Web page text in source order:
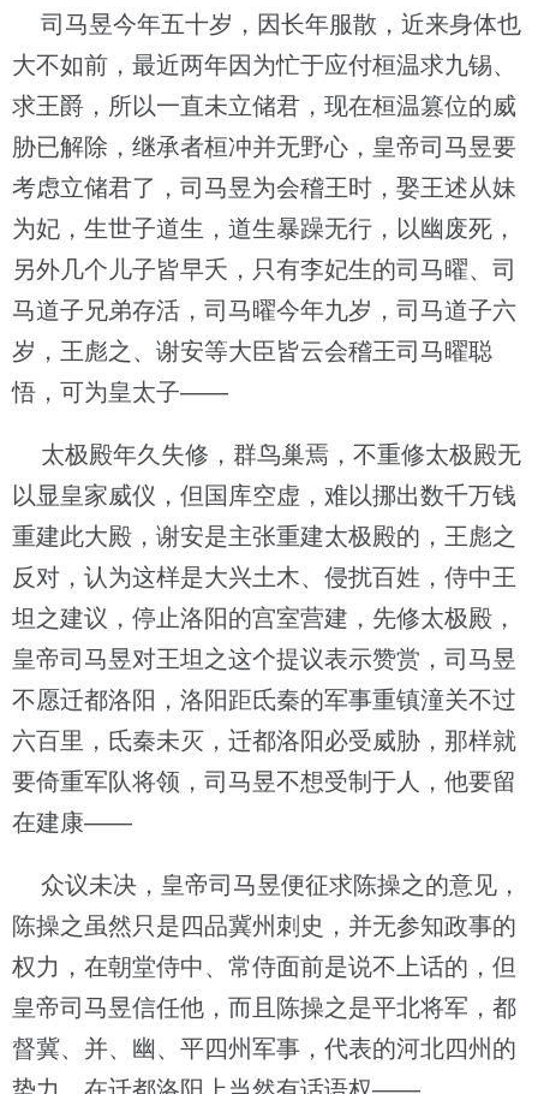
司马昱今年五十岁，因长年服散，近来身体也
大不如前，最近两年因为忙于应付桓温求九锡、
求王爵，所以一直未立储君，现在桓温篡位的威
胁已解除，继承者桓冲并无野心，皇帝司马昱要
考虑立储君了，司马昱为会稽王时，娶王述从妹
为妃，生世子道生，道生暴躁无行，以幽废死，
另外几个儿子皆早夭，只有李妃生的司马曜、司
马道子兄弟存活，司马曜今年九岁，司马道子六
岁，王彪之、谢安等大臣皆云会稽王司马曜聪
悟，可为皇太子——
太极殿年久失修，群鸟巢焉，不重修太极殿无
以显皇家威仪，但国库空虚，难以挪出数千万钱
重建此大殿，谢安是主张重建太极殿的，王彪之
反对，认为这样是大兴土木、侵扰百姓，侍中王
坦之建议，停止洛阳的宫室营建，先修太极殿，
皇帝司马昱对王坦之这个提议表示赞赏，司马昱
不愿迁都洛阳，洛阳距氐秦的军事重镇潼关不过
六百里，氐秦未灭，迁都洛阳必受威胁，那样就
要倚重军队将领，司马昱不想受制于人，他要留
在建康——
众议未决，皇帝司马昱便征求陈操之的意见，
陈操之虽然只是四品冀州刺史，并无参知政事的
权力，在朝堂侍中、常侍面前是说不上话的，但
皇帝司马昱信任他，而且陈操之是平北将军，都
督冀、并、幽、平四州军事，代表的河北四州的